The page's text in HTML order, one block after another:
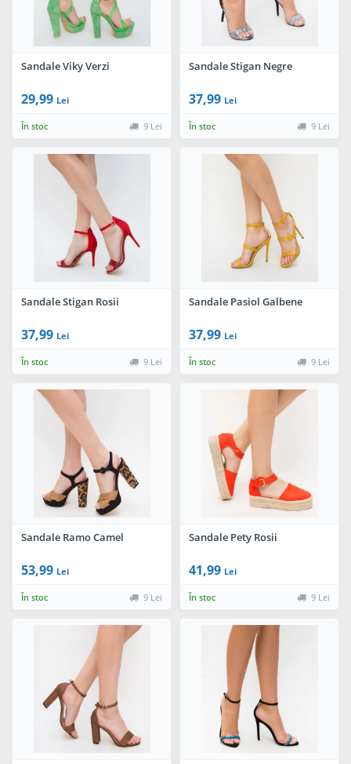
Sandale Viky Verzi
29,99 Lei
În stoc 9 Lei
Sandale Stigan Negre
37,99 Lei
În stoc 9 Lei
Sandale Stigan Rosii
37,99 Lei
În stoc 9 Lei
Sandale Pasiol Galbene
37,99 Lei
În stoc 9 Lei
Sandale Ramo Camel
53,99 Lei
În stoc 9 Lei
Sandale Pety Rosii
41,99 Lei
În stoc 9 Lei